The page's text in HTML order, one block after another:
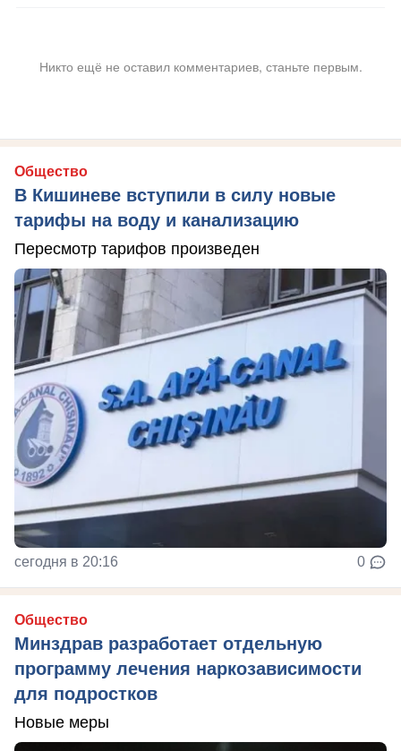
Никто ещё не оставил комментариев, станьте первым.
Общество
В Кишиневе вступили в силу новые
тарифы на воду и канализацию
Пересмотр тарифов произведен
сегодня в 20:16 0
Общество
Минздрав разработает отдельную
программу лечения наркозависимости
для подростков
Новые меры